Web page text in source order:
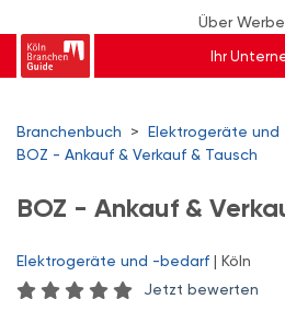
Über
Ihr
Branchenbuch > Elektrogeräte und
BOZ - Ankauf & Verkauf & Tausch
BOZ - Ankauf &
Elektrogeräte und -bedarf | Köln
Jetzt bewerten